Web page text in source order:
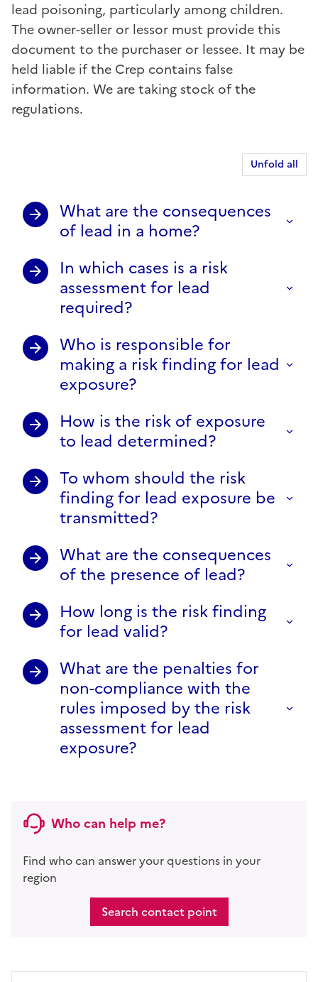
lead poisoning, particularly among children.
The owner-seller or lessor must provide this
document to the purchaser or lessee. It may be
held liable if the Crep contains false
information. We are taking stock of the
regulations.
Unfold all
What are the consequences
of lead in a home?
In which cases is a risk
assessment for lead
required?
Who is responsible for
making a risk finding for lead
exposure?
How is the risk of exposure
to lead determined?
To whom should the risk
finding for lead exposure be
transmitted?
What are the consequences
of the presence of lead?
How long is the risk finding
for lead valid?
What are the penalties for
non-compliance with the
rules imposed by the risk
assessment for lead
exposure?
Who can help me?
Find who can answer your questions in your
region
Search contact point